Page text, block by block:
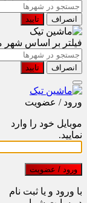
انصراف تایید
فیلتر بر اساس
انصراف تایید
ورود / عضویت
موبایل خود را وارد
نمایید.
ورود / عضویت
با ورود و یا ثبت نام